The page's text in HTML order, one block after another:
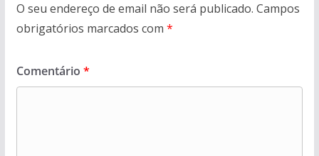
O seu endereço de email não será publicado. Campos
obrigatórios marcados com *
Comentário *